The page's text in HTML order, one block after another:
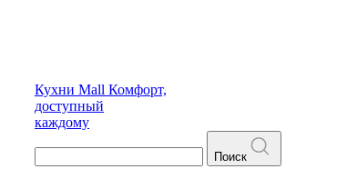
Кухни Mall Комфорт,
доступный
каждому
Поиск